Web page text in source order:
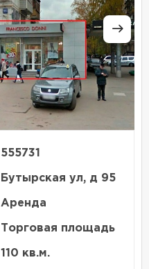
555731
Бутырская ул, д 95
Аренда
Торговая площадь
110 кв.м.